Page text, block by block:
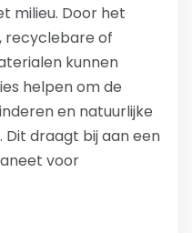
milieu. Door het
recyclebare of
kunnen
helpen om de
en natuurlijke
draagt bij aan een
voor